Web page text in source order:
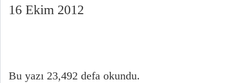
16 Ekim 2012
Bu yazı 23,492 defa okundu.